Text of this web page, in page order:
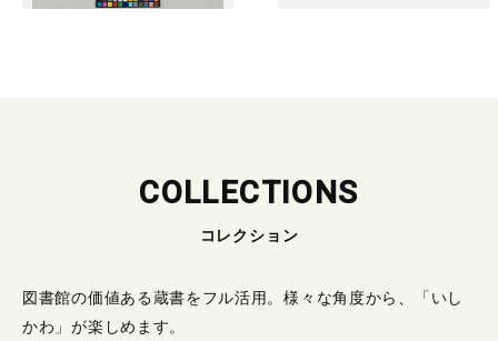
COLLECTIONS
コレクション
図書館の価値ある蔵書をフル活用。様々な角度から、「いし
かわ」が楽しめます。